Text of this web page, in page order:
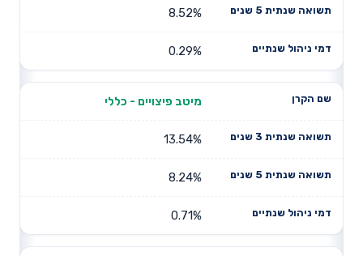
8.52%
0.29%
מיטב פיצויים - כללי
13.54%
8.24%
0.71%